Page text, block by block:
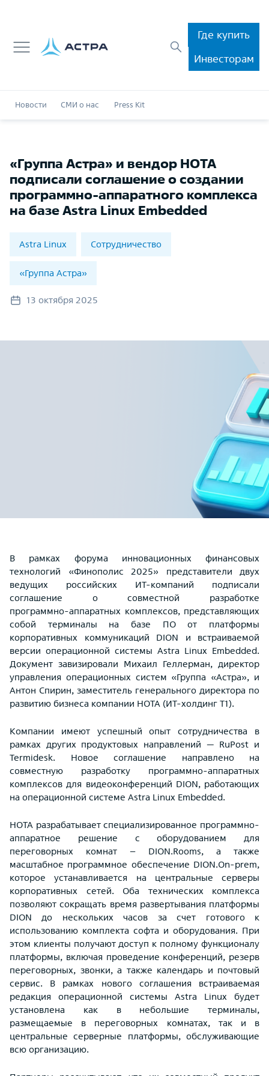
Где купить
Инвесторам
Новости СМИ о нас Press Kit
«Группа Астра» и вендор НОТА
подписали соглашение о создании
программно-аппаратного комплекса
на базе Astra Linux Embedded
Astra Linux Сотрудничество
«Группа Астра»
13 октября 2025
В рамках форума инновационных финансовых
технологий «Финополис 2025» представители двух
ведущих российских ИТ‑компаний подписали
соглашение о совместной разработке
программно‑аппаратных комплексов, представляющих
собой терминалы на базе ПО от платформы
корпоративных коммуникаций DION и встраиваемой
версии операционной системы Astra Linux Embedded.
Документ завизировали Михаил Геллерман, директор
управления операционных систем «Группа «Астра», и
Антон Спирин, заместитель генерального директора по
развитию бизнеса компании НОТА (ИТ-холдинг Т1).
Компании имеют успешный опыт сотрудничества в
рамках других продуктовых направлений — RuPost и
Termidesk. Новое соглашение направлено на
совместную разработку программно-аппаратных
комплексов для видеоконференций DION, работающих
на операционной системе Astra Linux Embedded.
НОТА разрабатывает специализированное программно-
аппаратное решение с оборудованием для
переговорных комнат – DION.Rooms, а также
масштабное программное обеспечение DION.On-prem,
которое устанавливается на центральные серверы
корпоративных сетей. Оба технических комплекса
позволяют сокращать время развертывания платформы
DION до нескольких часов за счет готового к
использованию комплекта софта и оборудования. При
этом клиенты получают доступ к полному функционалу
платформы, включая проведение конференций, резерв
переговорных, звонки, а также календарь и почтовый
сервис. В рамках нового соглашения встраиваемая
редакция операционной системы Astra Linux будет
установлена как в небольшие терминалы,
размещаемые в переговорных комнатах, так и в
центральные серверные платформы, обслуживающие
всю организацию.